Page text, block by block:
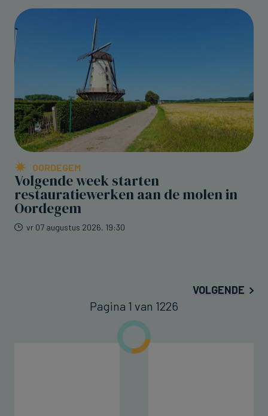
OORDEGEM
Volgende week starten
restauratiewerken aan de molen in
Oordegem
vr 07 augustus 2026, 19:30
VOLGENDE
Pagina 1 van 1226